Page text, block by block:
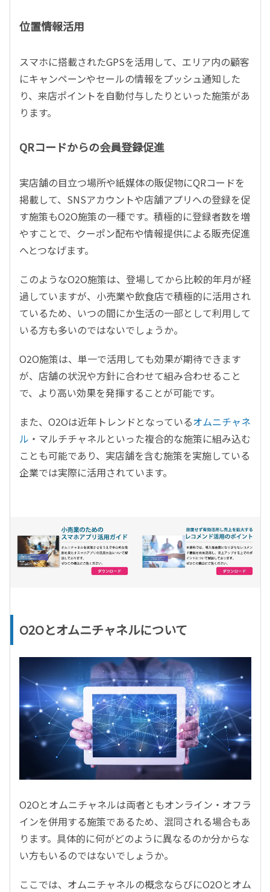
位置情報活用
スマホに搭載されたGPSを活用して、エリア内の顧客
にキャンペーンやセールの情報をプッシュ通知した
り、来店ポイントを自動付与したりといった施策があ
ります。
QRコードからの会員登録促進
実店舗の目立つ場所や紙媒体の販促物にQRコードを
掲載して、SNSアカウントや店舗アプリへの登録を促
す施策もO2O施策の一種です。積極的に登録者数を増
やすことで、クーポン配布や情報提供による販売促進
へとつなげます。
このようなO2O施策は、登場してから比較的年月が経
過していますが、小売業や飲食店で積極的に活用され
ているため、いつの間にか生活の一部として利用して
いる方も多いのではないでしょうか。
O2O施策は、単一で活用しても効果が期待できます
が、店舗の状況や方針に合わせて組み合わせること
で、より高い効果を発揮することが可能です。
また、O2Oは近年トレンドとなっているオムニチャネ
ル ・マルチチャネルといった複合的な施策に組み込む
ことも可能であり、実店舗を含む施策を実施している
企業では実際に活用されています。
O2Oとオムニチャネルについて
O2Oとオムニチャネルは両者ともオンライン・オフラ
インを併用する施策であるため、混同される場合もあ
ります。具体的に何がどのように異なるのか分からな
い方もいるのではないでしょうか。
ここでは、オムニチャネルの概念ならびにO2Oとオム